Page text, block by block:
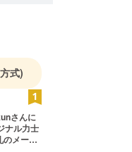
式)
さんに
ナル力士
のメール